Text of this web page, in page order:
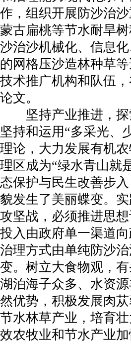
作，组织开展防沙治
蒙古扁桃等节水耐旱
沙治沙机械化、信息
的网格压沙造林种草
技术推广机构和队伍
论文。
坚持产业推进，探
坚持和运用“多采光、
理论，大力发展有机
理区成为“绿水青山就
态保护与民生改善步
貌发生了美丽蝶变。
攻坚战，必须推进思
投入由政府单一渠道
治理方式由单纯防沙
变。树立大食物观，
湖泊海子众多、水资
然优势，积极发展肉
节水林草产业，培育
效农牧业和节水产业